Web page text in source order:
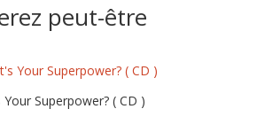
peut-être
Your Superpower? ( CD )